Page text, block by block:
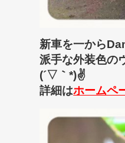
新車を一から
派手な外装色の
(´▽｀*)✌
詳細はホームペ